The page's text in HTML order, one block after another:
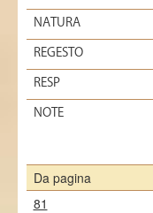
NATURA
REGESTO
RESP
NOTE
Da pagina
81